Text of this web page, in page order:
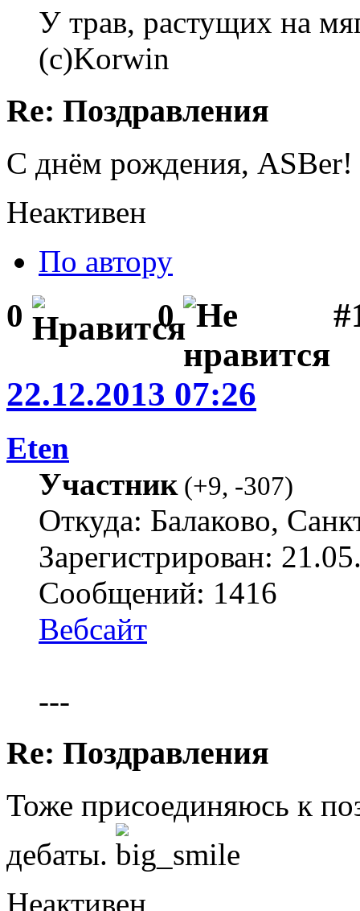
У трав, растущих на
(с)Korwin
Re: Поздравления
С днём рождения, ASBer!
Неактивен
По автору
0 0
22.12.2013 07:26
Eten
Участник(+9, -307)
Откуда: Балаково,
Зарегистрирован:
Сообщений: 1416
Вебсайт
---
Re: Поздравления
Тоже присоединяюсь к
дебаты.
Неактивен